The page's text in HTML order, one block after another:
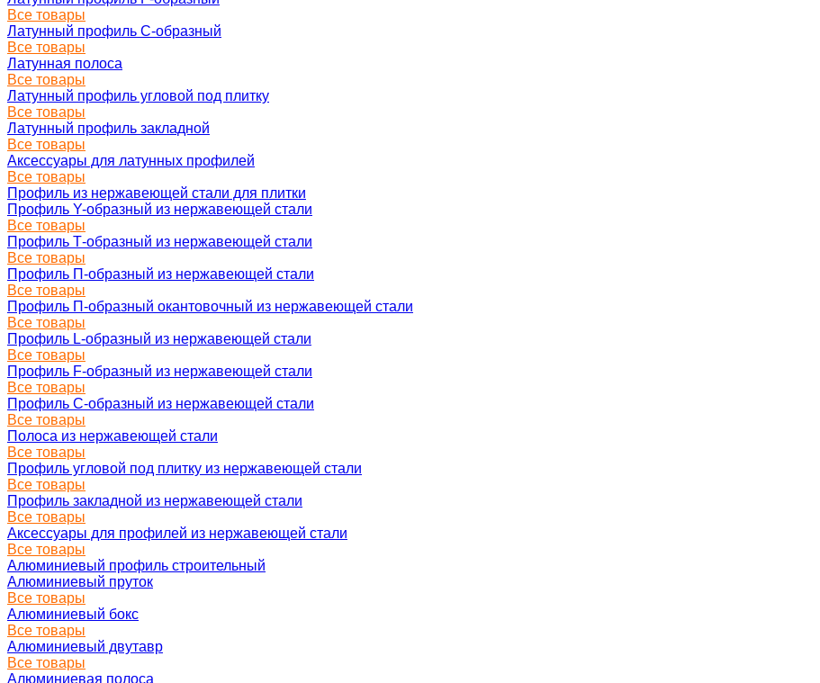
Все товары
Латунный профиль C-образный
Все товары
Латунная полоса
Все товары
Латунный профиль угловой под плитку
Все товары
Латунный профиль закладной
Все товары
Аксессуары для латунных профилей
Все товары
Профиль из нержавеющей стали для плитки
Профиль Y-образный из нержавеющей стали
Все товары
Профиль Т-образный из нержавеющей стали
Все товары
Профиль П-образный из нержавеющей стали
Все товары
Профиль П-образный окантовочный из нержавеющей стали
Все товары
Профиль L-образный из нержавеющей стали
Все товары
Профиль F-образный из нержавеющей стали
Все товары
Профиль C-образный из нержавеющей стали
Все товары
Полоса из нержавеющей стали
Все товары
Профиль угловой под плитку из нержавеющей стали
Все товары
Профиль закладной из нержавеющей стали
Все товары
Аксессуары для профилей из нержавеющей стали
Все товары
Алюминиевый профиль строительный
Алюминиевый пруток
Все товары
Алюминиевый бокс
Все товары
Алюминиевый двутавр
Все товары
Алюминиевая полоса